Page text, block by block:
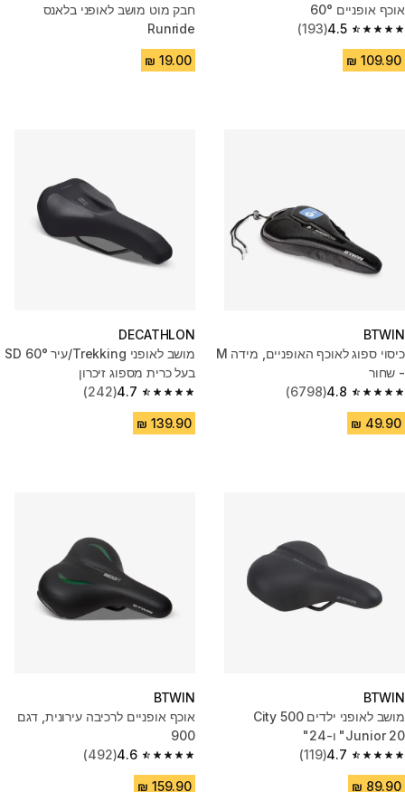
אוכף אופניים 60°
4.5
4.5 out of 5 stars from 193 reviews
(193)
חבק מוט מושב לאופני בלאנס
Runride
BTWIN
כיסוי ספוג לאוכף האופניים, מידה M
- שחור
4.8
4.8 out of 5 stars from 6798 reviews
(6798)
DECATHLON
מושב לאופני Trekking/עיר SD 60°
בעל כרית מספוג זיכרון
4.7
4.7 out of 5 stars from 242 reviews
(242)
BTWIN
מושב לאופני ילדים 500 City
Junior 20" ו-24"
4.7
4.7 out of 5 stars from 119 reviews
(119)
BTWIN
אוכף אופניים לרכיבה עירונית, דגם
900
4.6
4.6 out of 5 stars from 492 reviews
(492)